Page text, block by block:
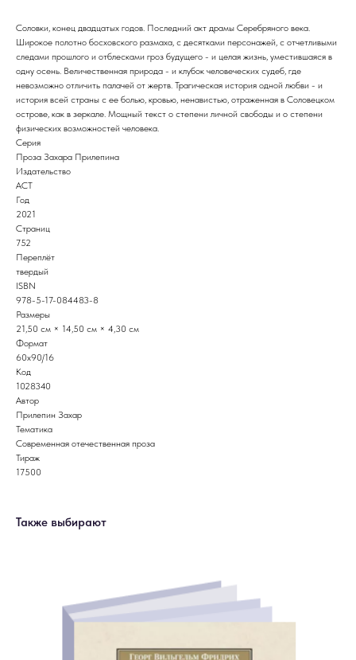
Соловки, конец двадцатых годов. Последний акт драмы Серебряного века.
Широкое полотно босховского размаха, с десятками персонажей, с отчетливыми
следами прошлого и отблесками гроз будущего - и целая жизнь, уместившаяся в
одну осень. Величественная природа - и клубок человеческих судеб, где
невозможно отличить палачей от жертв. Трагическая история одной любви - и
история всей страны с ее болью, кровью, ненавистью, отраженная в Соловецком
острове, как в зеркале. Мощный текст о степени личной свободы и о степени
физических возможностей человека.
Серия
Проза Захара Прилепина
Издательство
АСТ
Год
2021
Страниц
752
Переплёт
твердый
ISBN
978-5-17-084483-8
Размеры
21,50 см × 14,50 см × 4,30 см
Формат
60x90/16
Код
1028340
Автор
Прилепин Захар
Тематика
Современная отечественная проза
Тираж
17500
Также выбирают